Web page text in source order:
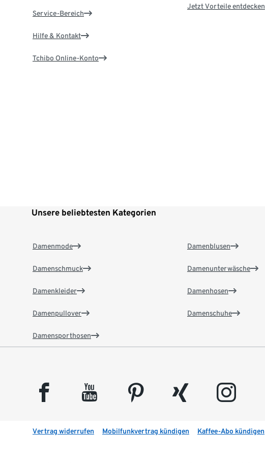
Service-Bereich
Hilfe & Kontakt
Tchibo Online-Konto
Jetzt Vorteile entdecken
Unsere beliebtesten Kategorien
Damenmode
Damenschmuck
Damenkleider
Damenpullover
Damensporthosen
Damenblusen
Damenunterwäsche
Damenhosen
Damenschuhe
facebook youtube pinterest xing instagram
Vertrag widerrufen Mobilfunkvertrag kündigen Kaffee-Abo kündigen